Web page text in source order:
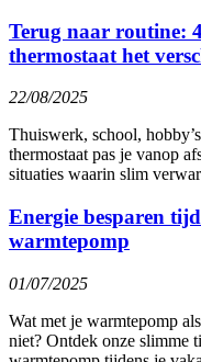
Terug naar routine:
thermostaat het
22/08/2025
Thuiswerk, school,
thermostaat pas je vanop
situaties waarin slim
Energie besparen
warmtepomp
01/07/2025
Wat met je warmtepomp
niet? Ontdek onze slimme